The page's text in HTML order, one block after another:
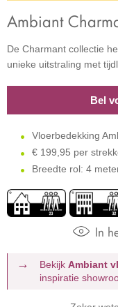
Ambiant
De Charmant collectie
unieke uitstraling met
Bel
Vloerbedekking
€ 199,95 per
Breedte rol: 4
In
Bekijk Ambiant
inspiratie